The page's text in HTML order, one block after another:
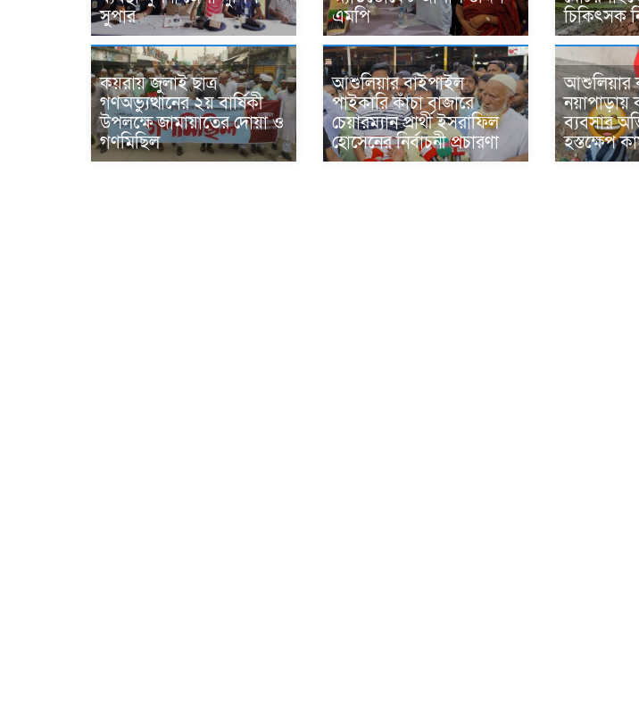
সুপার
এমপি
চিকিৎসক
কয়রায় জুলাই ছাত্র
গণঅভ্যুত্থানের ২য় বার্ষিকী
উপলক্ষে জামায়াতের দোয়া ও
গণমিছিল
আশুলিয়ার বাইপাইল
পাইকারি কাঁচা বাজারে
চেয়ারম্যান প্রার্থী ইসরাফিল
হোসেনের নির্বাচনী প্রচারণা
আশুলিয়ার
ব্যবসার
হস্তক্ষেপ